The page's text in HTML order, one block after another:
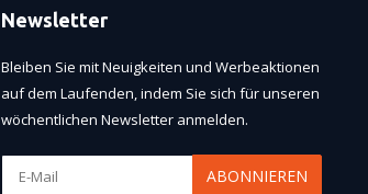
Newsletter
Bleiben Sie mit Neuigkeiten und Werbeaktionen
auf dem Laufenden, indem Sie sich für unseren
wöchentlichen Newsletter anmelden.
ABONNIEREN